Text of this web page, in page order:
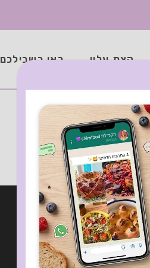
קצת עליי כאן בשבילכם
מושלם